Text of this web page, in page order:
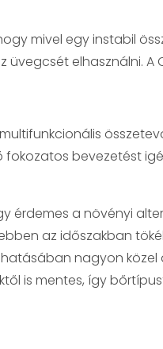
mivel egy instabil
elhasználni.
bevezetést
érdemes a növényi
az időszakban
nagyon közel
is mentes, így